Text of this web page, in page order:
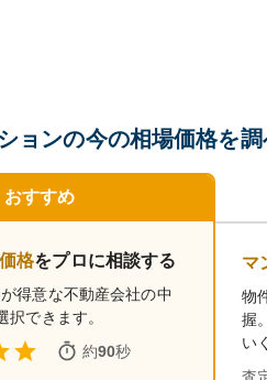
ョンの今の相場価格を調
おすすめ
格をプロに相談する
得意な不動産会社の中
択できます。
約90秒
マ
物
握
い
査